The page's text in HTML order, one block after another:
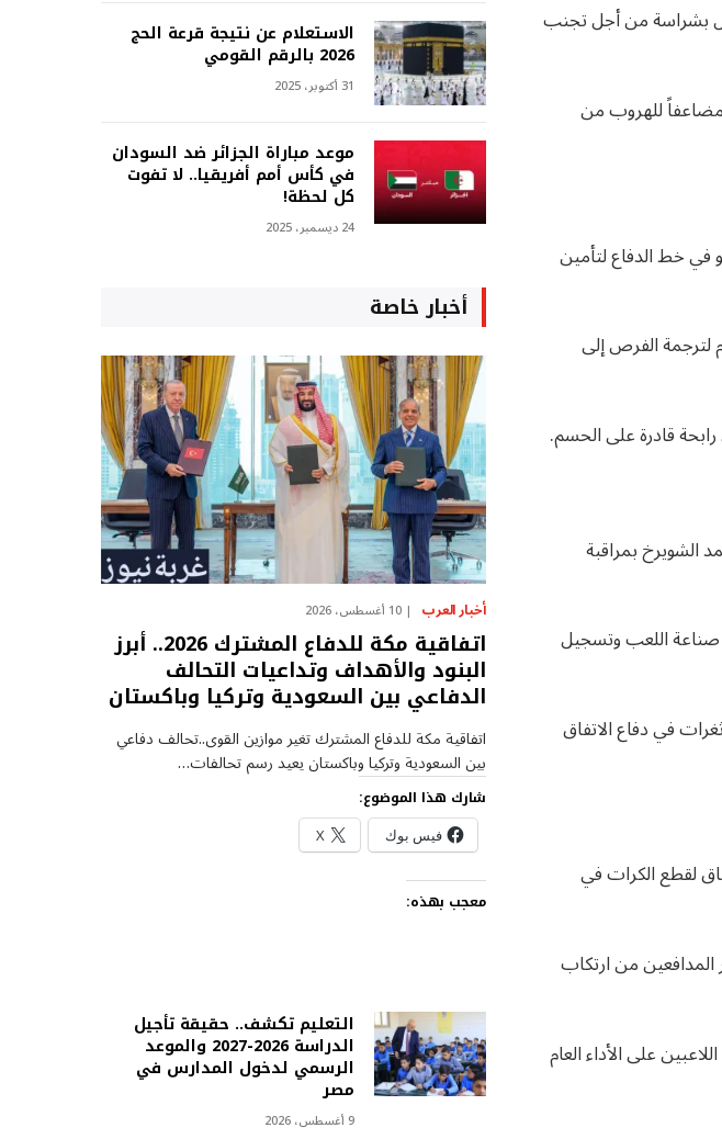
بشراسة من أجل تجنب
مضاعفاً للهروب من
في خط الدفاع لتأمين
لترجمة الفرص إلى
قادرة على الحسم.
الشويرخ بمراقبة
اللعب وتسجيل
في دفاع الاتفاق
لقطع الكرات في
المدافعين من ارتكاب
على الأداء العام
الاستعلام عن نتيجة قرعة الحج
2026 بالرقم القومي
31 أكتوبر، 2025
موعد مباراة الجزائر ضد السودان
في كأس أمم أفريقيا.. لا تفوت
كل لحظة!
24 ديسمبر، 2025
أخبار خاصة
أخبار العرب 10 أغسطس، 2026
اتفاقية مكة للدفاع المشترك 2026.. أبرز
البنود والأهداف وتداعيات التحالف
الدفاعي بين السعودية وتركيا وباكستان
اتفاقية مكة للدفاع المشترك تغير موازين القوى..تحالف دفاعي
بين السعودية وتركيا وباكستان يعيد رسم تحالفات…
شارك هذا الموضوع:
فيس بوك X
معجب بهذه:
التعليم تكشف.. حقيقة تأجيل
الدراسة 2026-2027 والموعد
الرسمي لدخول المدارس في
مصر
9 أغسطس، 2026